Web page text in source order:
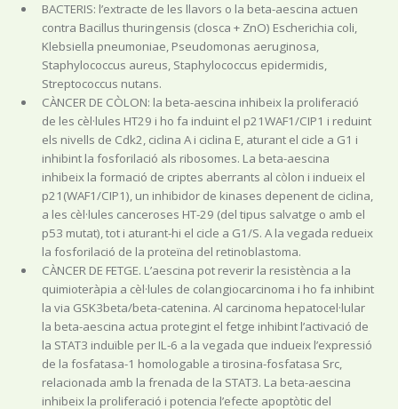
BACTERIS: l’extracte de les llavors o la beta-aescina actuen
contra Bacillus thuringensis (closca + ZnO) Escherichia coli,
Klebsiella pneumoniae, Pseudomonas aeruginosa,
Staphylococcus aureus, Staphylococcus epidermidis,
Streptococcus nutans.
CÀNCER DE CÒLON: la beta-aescina inhibeix la proliferació
de les cèl·lules HT29 i ho fa induint el p21WAF1/CIP1 i reduint
els nivells de Cdk2, ciclina A i ciclina E, aturant el cicle a G1 i
inhibint la fosforilació als ribosomes. La beta-aescina
inhibeix la formació de criptes aberrants al còlon i indueix el
p21(WAF1/CIP1), un inhibidor de kinases depenent de ciclina,
a les cèl·lules canceroses HT-29 (del tipus salvatge o amb el
p53 mutat), tot i aturant-hi el cicle a G1/S. A la vegada redueix
la fosforilació de la proteïna del retinoblastoma.
CÀNCER DE FETGE. L’aescina pot reverir la resistència a la
quimioteràpia a cèl·lules de colangiocarcinoma i ho fa inhibint
la via GSK3beta/beta-catenina. Al carcinoma hepatocel·lular
la beta-aescina actua protegint el fetge inhibint l’activació de
la STAT3 induïble per IL-6 a la vegada que indueix l’expressió
de la fosfatasa-1 homologable a tirosina-fosfatasa Src,
relacionada amb la frenada de la STAT3. La beta-aescina
inhibeix la proliferació i potencia l’efecte apoptòtic del